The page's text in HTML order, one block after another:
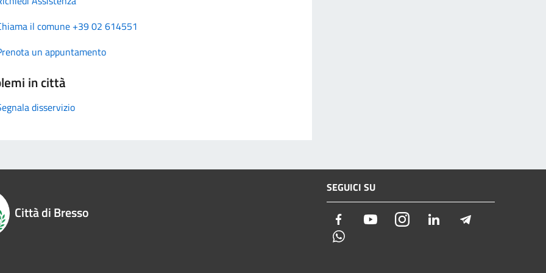
il comune +39 02 614551
un appuntamento
in città
disservizio
Città di Bresso
SEGUICI SU
Facebook YoutubeInstagramLinkedIn